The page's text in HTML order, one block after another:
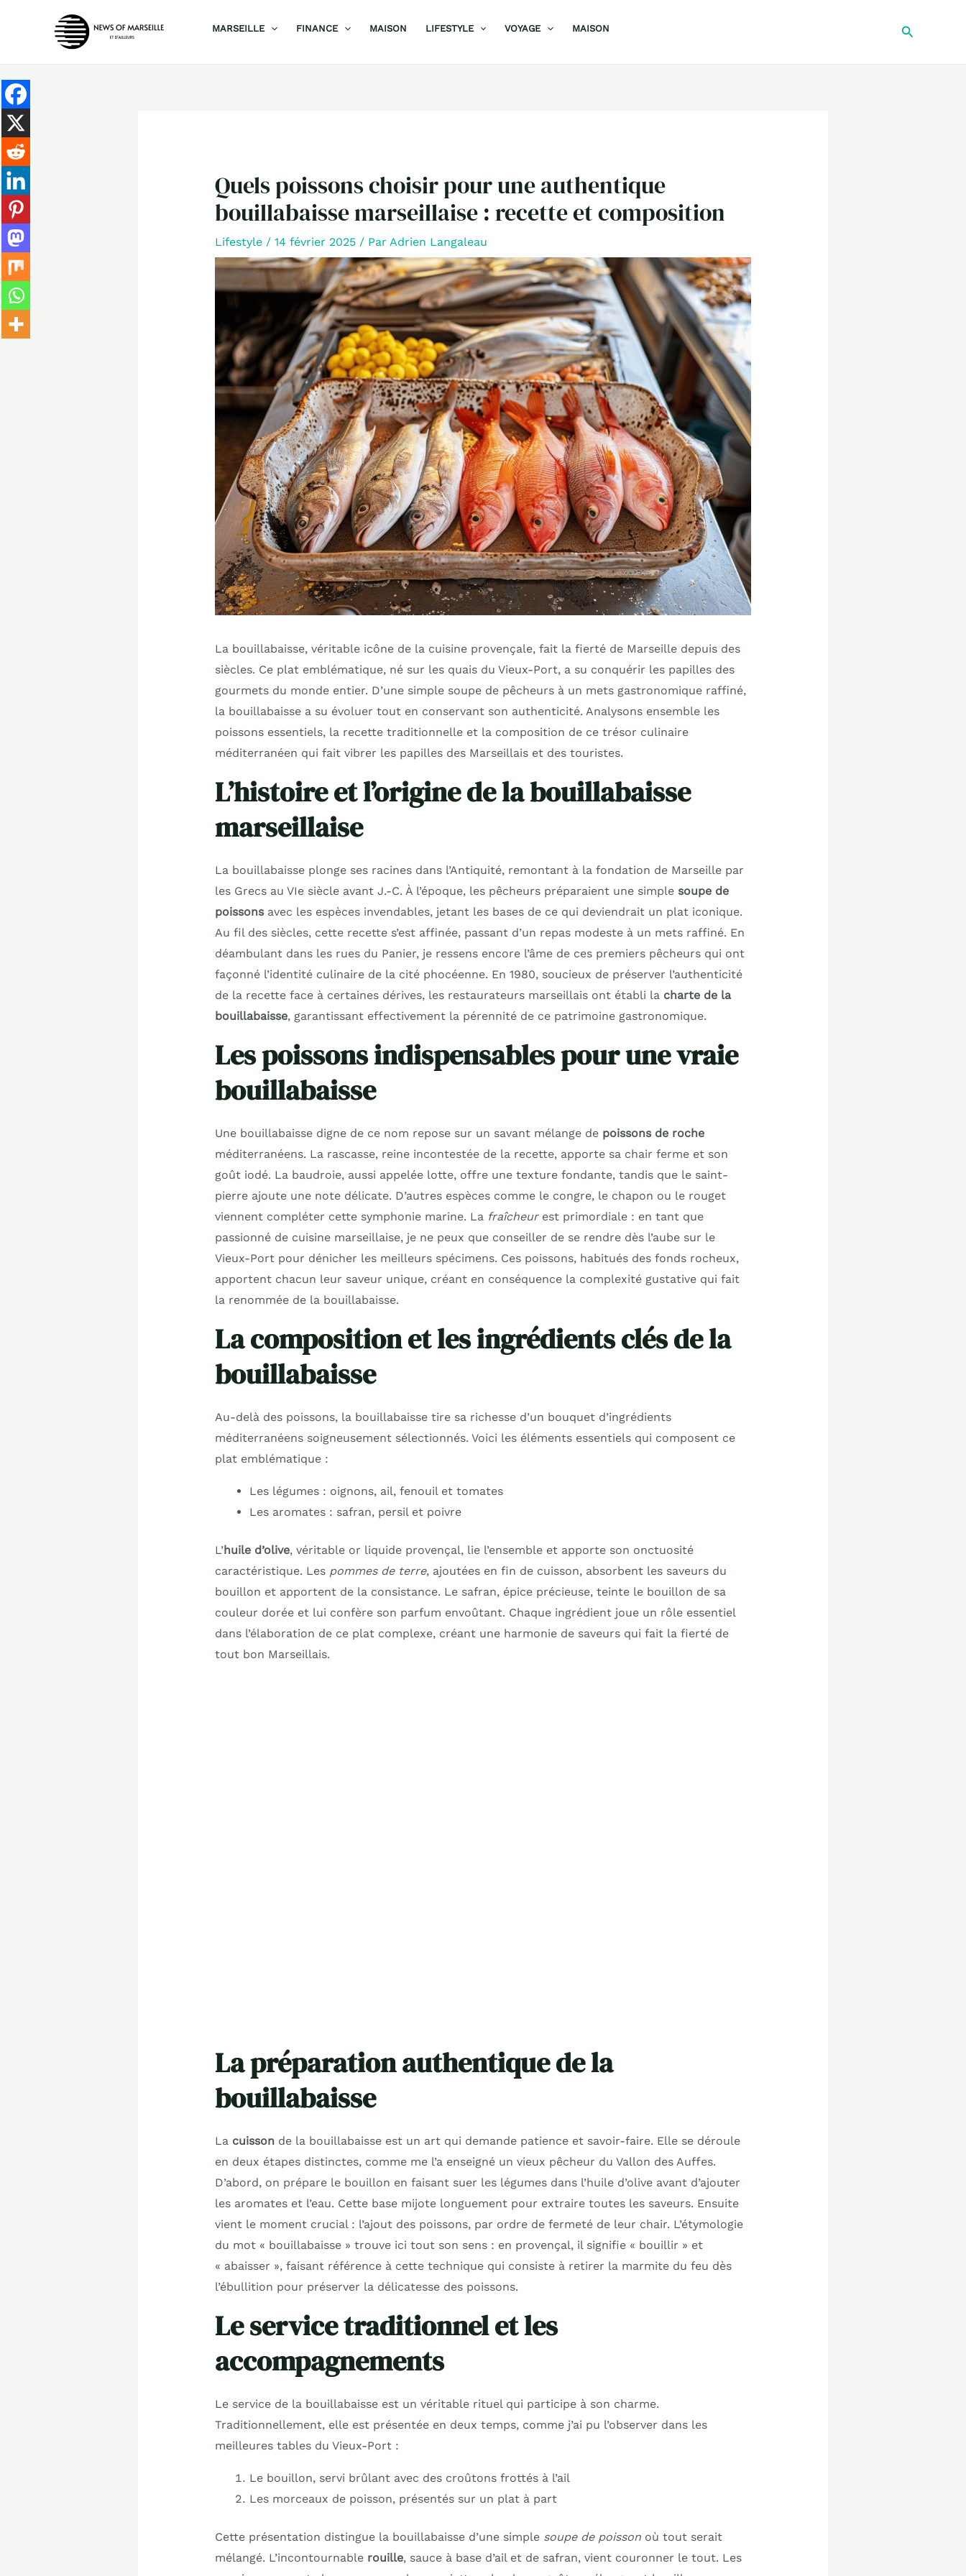
MARSEILLE FINANCE MAISON LIFESTYLE VOYAGE MAISON
Quels poissons choisir pour une authentique
bouillabaisse marseillaise : recette et composition
Lifestyle/ 14 février 2025 / Par Adrien Langaleau
La bouillabaisse, véritable icône de la cuisine provençale, fait la fierté de Marseille depuis des
siècles. Ce plat emblématique, né sur les quais du Vieux-Port, a su conquérir les papilles des
gourmets du monde entier. D’une simple soupe de pêcheurs à un mets gastronomique raffiné,
la bouillabaisse a su évoluer tout en conservant son authenticité. Analysons ensemble les
poissons essentiels, la recette traditionnelle et la composition de ce trésor culinaire
méditerranéen qui fait vibrer les papilles des Marseillais et des touristes.
L’histoire et l’origine de la bouillabaisse
marseillaise
La bouillabaisse plonge ses racines dans l’Antiquité, remontant à la fondation de Marseille par
les Grecs au VIe siècle avant J.-C. À l’époque, les pêcheurs préparaient une simple soupe de
poissonsavec les espèces invendables, jetant les bases de ce qui deviendrait un plat iconique.
Au fil des siècles, cette recette s’est affinée, passant d’un repas modeste à un mets raffiné. En
déambulant dans les rues du Panier, je ressens encore l’âme de ces premiers pêcheurs qui ont
façonné l’identité culinaire de la cité phocéenne. En 1980, soucieux de préserver l’authenticité
de la recette face à certaines dérives, les restaurateurs marseillais ont établi la charte de la
bouillabaisse, garantissant effectivement la pérennité de ce patrimoine gastronomique.
Les poissons indispensables pour une vraie
bouillabaisse
Une bouillabaisse digne de ce nom repose sur un savant mélange de poissons de roche
méditerranéens. La rascasse, reine incontestée de la recette, apporte sa chair ferme et son
goût iodé. La baudroie, aussi appelée lotte, offre une texture fondante, tandis que le saint-
pierre ajoute une note délicate. D’autres espèces comme le congre, le chapon ou le rouget
viennent compléter cette symphonie marine. La fraîcheurest primordiale : en tant que
passionné de cuisine marseillaise, je ne peux que conseiller de se rendre dès l’aube sur le
Vieux-Port pour dénicher les meilleurs spécimens. Ces poissons, habitués des fonds rocheux,
apportent chacun leur saveur unique, créant en conséquence la complexité gustative qui fait
la renommée de la bouillabaisse.
La composition et les ingrédients clés de la
bouillabaisse
Au-delà des poissons, la bouillabaisse tire sa richesse d’un bouquet d’ingrédients
méditerranéens soigneusement sélectionnés. Voici les éléments essentiels qui composent ce
plat emblématique :
Les légumes : oignons, ail, fenouil et tomates
Les aromates : safran, persil et poivre
L’huile d’olive, véritable or liquide provençal, lie l’ensemble et apporte son onctuosité
caractéristique. Les pommes de terre, ajoutées en fin de cuisson, absorbent les saveurs du
bouillon et apportent de la consistance. Le safran, épice précieuse, teinte le bouillon de sa
couleur dorée et lui confère son parfum envoûtant. Chaque ingrédient joue un rôle essentiel
dans l’élaboration de ce plat complexe, créant une harmonie de saveurs qui fait la fierté de
tout bon Marseillais.
La préparation authentique de la
bouillabaisse
La cuissonde la bouillabaisse est un art qui demande patience et savoir-faire. Elle se déroule
en deux étapes distinctes, comme me l’a enseigné un vieux pêcheur du Vallon des Auffes.
D’abord, on prépare le bouillon en faisant suer les légumes dans l’huile d’olive avant d’ajouter
les aromates et l’eau. Cette base mijote longuement pour extraire toutes les saveurs. Ensuite
vient le moment crucial : l’ajout des poissons, par ordre de fermeté de leur chair. L’étymologie
du mot « bouillabaisse » trouve ici tout son sens : en provençal, il signifie « bouillir » et
« abaisser », faisant référence à cette technique qui consiste à retirer la marmite du feu dès
l’ébullition pour préserver la délicatesse des poissons.
Le service traditionnel et les
accompagnements
Le service de la bouillabaisse est un véritable rituel qui participe à son charme.
Traditionnellement, elle est présentée en deux temps, comme j’ai pu l’observer dans les
meilleures tables du Vieux-Port :
Le bouillon, servi brûlant avec des croûtons frottés à l’ail
Les morceaux de poisson, présentés sur un plat à part
Cette présentation distingue la bouillabaisse d’une simple soupe de poissonoù tout serait
mélangé. L’incontournable rouille, sauce à base d’ail et de safran, vient couronner le tout. Les